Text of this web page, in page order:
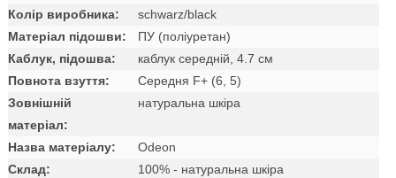
Колір виробника:
schwarz/black
Матеріал підошви:
ПУ (поліуретан)
Каблук, підошва:
каблук середній, 4.7 см
Повнота взуття:
Середня F+ (6, 5)
Зовнішній
матеріал:
натуральна шкіра
Назва матеріалу:
Odeon
Склад:
100% - натуральна шкіра